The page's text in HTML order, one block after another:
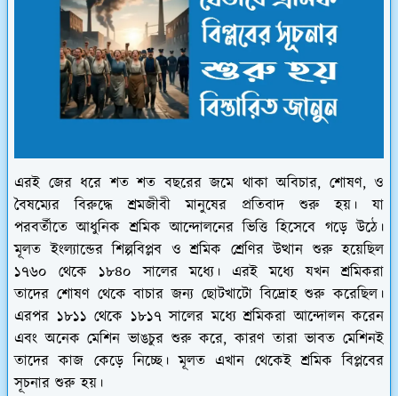
এরই জের ধরে শত শত বছরের জমে থাকা অবিচার, শোষণ, ও
বৈষম্যের বিরুদ্ধে শ্রমজীবী মানুষের প্রতিবাদ শুরু হয়। যা
পরবর্তীতে আধুনিক শ্রমিক আন্দোলনের ভিত্তি হিসেবে গড়ে উঠে।
মূলত ইংল্যান্ডের শিল্পবিপ্লব ও শ্রমিক শ্রেণির উত্থান শুরু হয়েছিল
১৭৬০ থেকে ১৮৪০ সালের মধ্যে। এরই মধ্যে যখন শ্রমিকরা
তাদের শোষণ থেকে বাচার জন্য ছোটখাটো বিদ্রোহ শুরু করেছিল।
এরপর ১৮১১ থেকে ১৮১৭ সালের মধ্যে শ্রমিকরা আন্দোলন করেন
এবং অনেক মেশিন ভাঙচুর শুরু করে, কারণ তারা ভাবত মেশিনই
তাদের কাজ কেড়ে নিচ্ছে। মূলত এখান থেকেই শ্রমিক বিপ্লবের
সূচনার শুরু হয়।